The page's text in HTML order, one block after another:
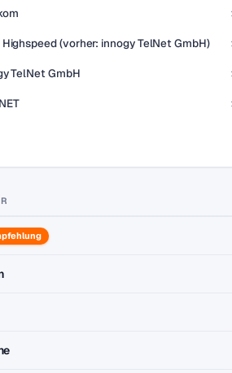
Highspeed (vorher: innogy TelNet GmbH)
TelNet GmbH